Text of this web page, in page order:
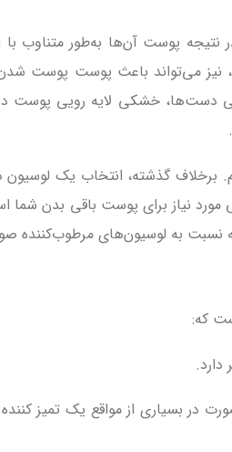
نتیجه پوست آن‌ها به‌طور متناوب
می‌تواند باعث پوست پوست
خشکی لایه رویی پوست
برخلاف گذشته، انتخاب یک لوسیون
مورد نیاز برای پوست باقی بدن
به لوسیون‌های مرطوب‌کننده
که:
در بسیاری از مواقع یک تمیز